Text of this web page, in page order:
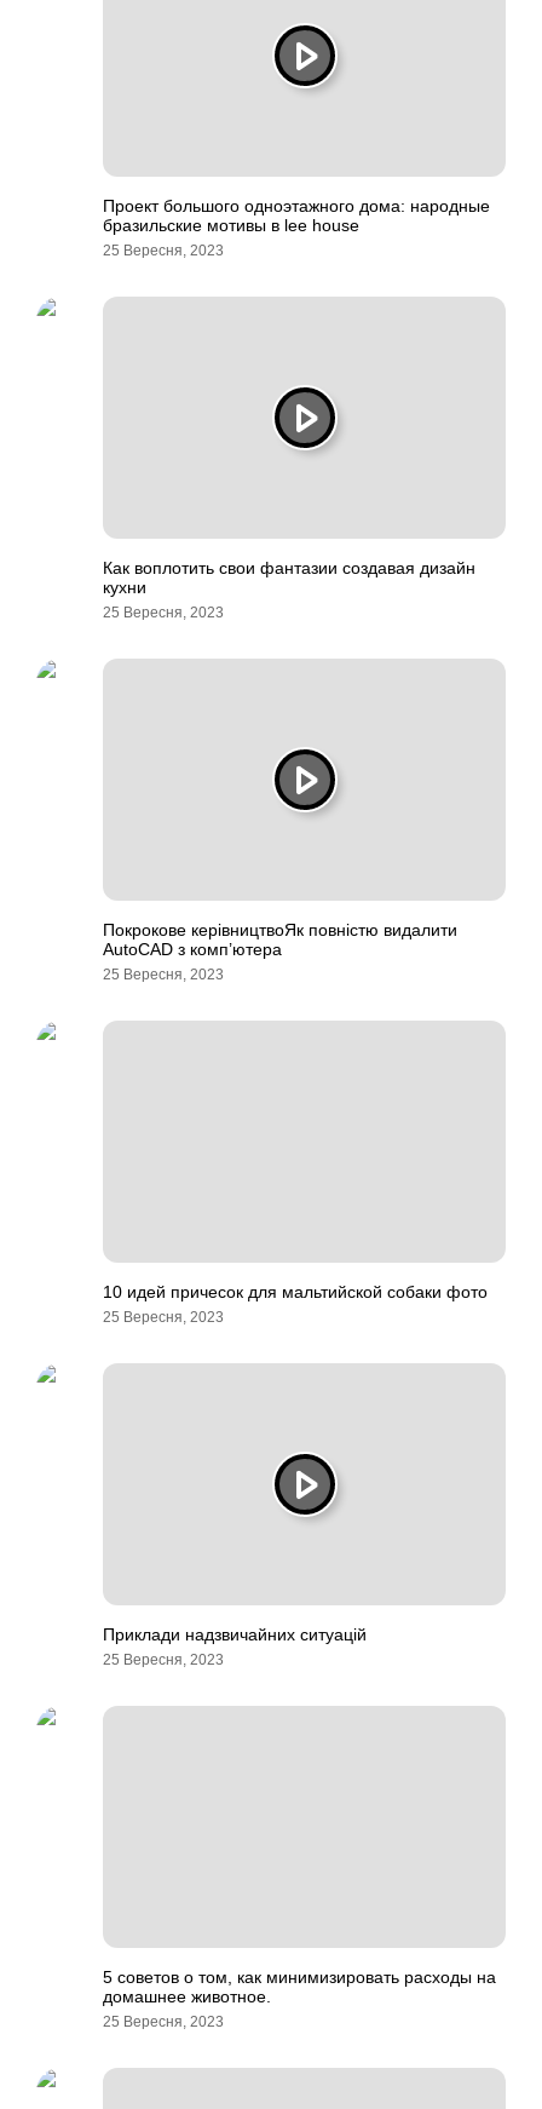
Проект большого одноэтажного дома: народные
бразильские мотивы в lee house
25 Вересня, 2023
Как воплотить свои фантазии создавая дизайн
кухни
25 Вересня, 2023
Покрокове керівництвоЯк повністю видалити
AutoCAD з комп’ютера
25 Вересня, 2023
10 идей причесок для мальтийской собаки фото
25 Вересня, 2023
Приклади надзвичайних ситуацій
25 Вересня, 2023
5 советов о том, как минимизировать расходы на
домашнее животное.
25 Вересня, 2023